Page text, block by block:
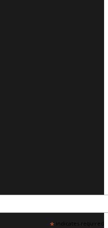
* indicates required